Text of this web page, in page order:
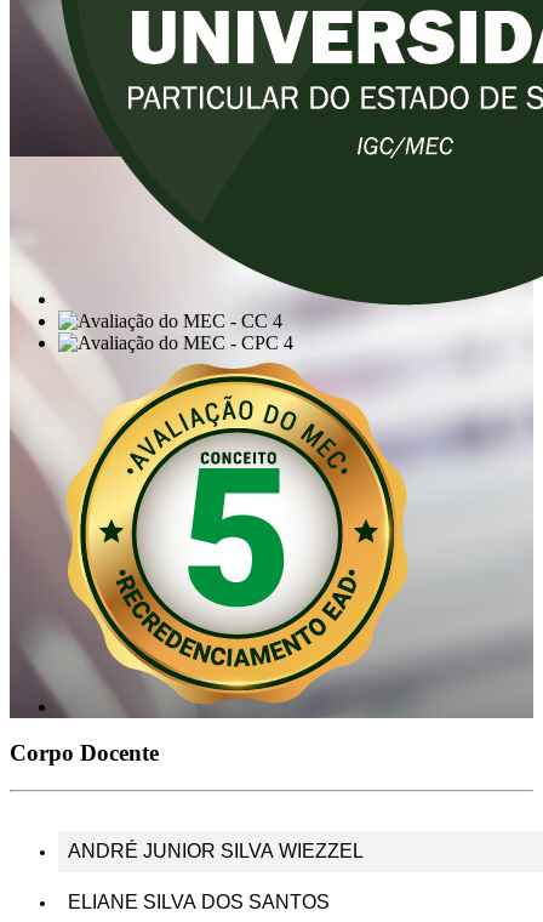
Corpo Docente
ANDRÉ JUNIOR SILVA WIEZZEL
ELIANE SILVA DOS SANTOS